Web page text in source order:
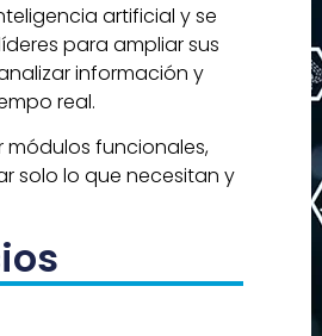
artificial y se
para ampliar sus
información y
real.
funcionales,
solo lo que necesitan y